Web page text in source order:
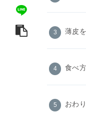
薄皮
食べ
おわ